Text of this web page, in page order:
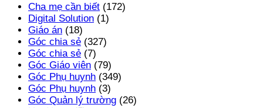
Cha mẹ cần biết (172)
Digital Solution (1)
Giáo án (18)
Góc chia sẻ (327)
Góc chia sẻ (7)
Góc Giáo viên (79)
Góc Phụ huynh (349)
Góc Phụ huynh (3)
Góc Quản lý trường (26)